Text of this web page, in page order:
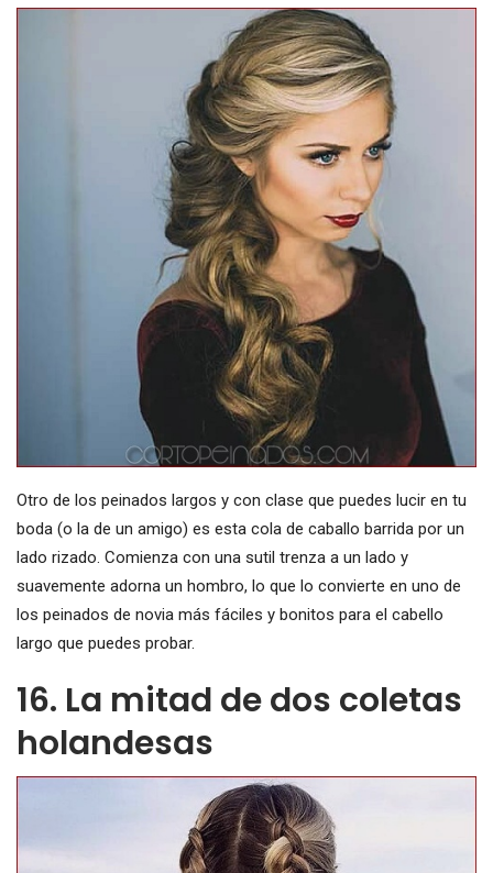
Otro de los peinados largos y con clase que puedes lucir en tu
boda (o la de un amigo) es esta cola de caballo barrida por un
lado rizado. Comienza con una sutil trenza a un lado y
suavemente adorna un hombro, lo que lo convierte en uno de
los peinados de novia más fáciles y bonitos para el cabello
largo que puedes probar.
16. La mitad de dos coletas
holandesas